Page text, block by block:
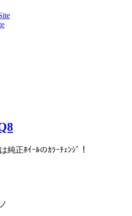
正ﾎｲｰﾙのｶﾗｰﾁｪﾝｼﾞ！